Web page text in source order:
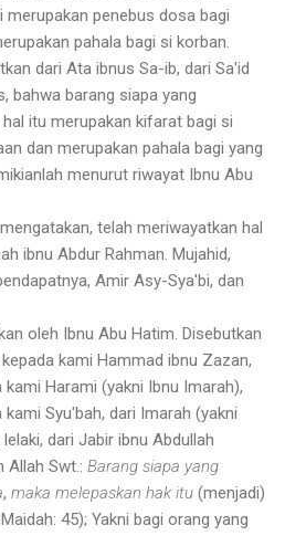
merupakan penebus dosa bagi
pahala bagi si korban.
dari Ata ibnus Sa-ib, dari Sa'id
bahwa barang siapa yang
hal itu merupakan kifarat bagi si
dan merupakan pahala bagi yang
menurut riwayat Ibnu Abu
telah meriwayatkan hal
ibnu Abdur Rahman. Mujahid,
Amir Asy-Sya'bi, dan
oleh Ibnu Abu Hatim. Disebutkan
kami Hammad ibnu Zazan,
Harami (yakni Ibnu Imarah),
Syu'bah, dari Imarah (yakni
dari Jabir ibnu Abdullah
Allah Swt.: Barang siapa yang
, maka melepaskan hak itu (menjadi)
45); Yakni bagi orang yang